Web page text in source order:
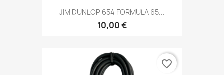
JIM DUNLOP 654 FORMULA 65...
10,00 €
favorite_border